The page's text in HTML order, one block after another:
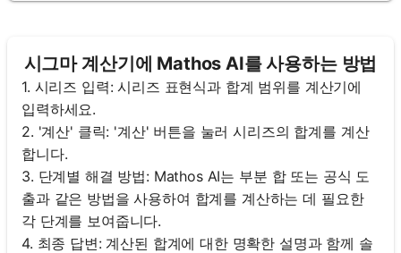
시그마 계산기에 Mathos AI를 사용하는 방법
1. 시리즈 입력: 시리즈 표현식과 합계 범위를 계산기에
입력하세요.
2. '계산' 클릭: '계산' 버튼을 눌러 시리즈의 합계를 계산
합니다.
3. 단계별 해결 방법: Mathos AI는 부분 합 또는 공식 도
출과 같은 방법을 사용하여 합계를 계산하는 데 필요한
각 단계를 보여줍니다.
4. 최종 답변: 계산된 합계에 대한 명확한 설명과 함께 솔